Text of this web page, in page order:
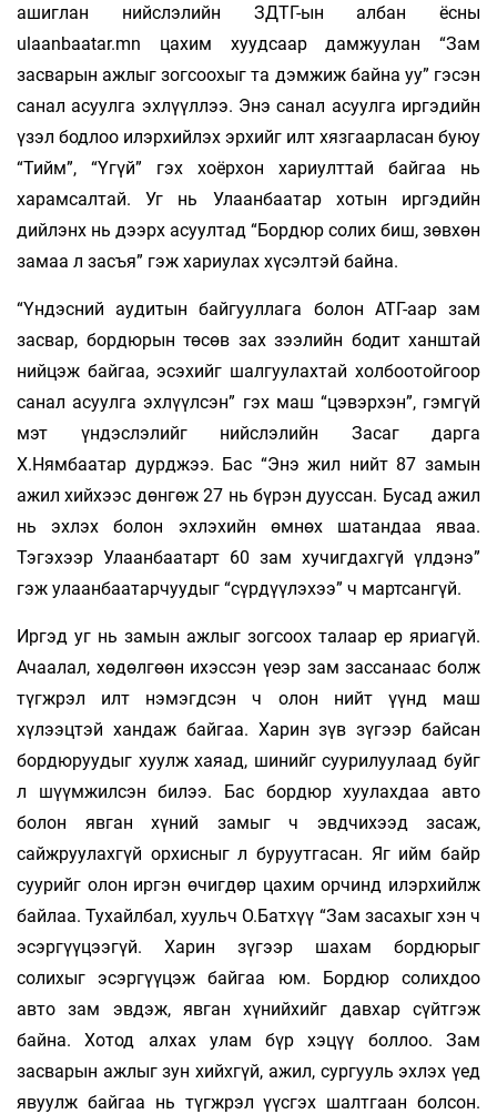
ашиглан нийслэлийн ЗДТГ-ын албан ёсны
ulaanbaatar.mn цахим хуудсаар дамжуулан “Зам
засварын ажлыг зогсоохыг та дэмжиж байна уу” гэсэн
санал асуулга эхлүүллээ. Энэ санал асуулга иргэдийн
үзэл бодлоо илэрхийлэх эрхийг илт хязгаарласан буюу
“Тийм”, “Үгүй” гэх хоёрхон хариулттай байгаа нь
харамсалтай. Уг нь Улаанбаатар хотын иргэдийн
дийлэнх нь дээрх асуултад “Бордюр солих биш, зөвхөн
замаа л засъя” гэж хариулах хүсэлтэй байна.
“Үндэсний аудитын байгууллага болон АТГ-аар зам
засвар, бордюрын төсөв зах зээлийн бодит ханштай
нийцэж байгаа, эсэхийг шалгуулахтай холбоотойгоор
санал асуулга эхлүүлсэн” гэх маш “цэвэрхэн”, гэмгүй
мэт үндэслэлийг нийслэлийн Засаг дарга
Х.Нямбаатар дурджээ. Бас “Энэ жил нийт 87 замын
ажил хийхээс дөнгөж 27 нь бүрэн дууссан. Бусад ажил
нь эхлэх болон эхлэхийн өмнөх шатандаа яваа.
Тэгэхээр Улаанбаатарт 60 зам хучигдахгүй үлдэнэ”
гэж улаанбаатарчуудыг “сүрдүүлэхээ” ч мартсангүй.
Иргэд уг нь замын ажлыг зогсоох талаар ер яриагүй.
Ачаалал, хөдөлгөөн ихэссэн үеэр зам зассанаас болж
түгжрэл илт нэмэгдсэн ч олон нийт үүнд маш
хүлээцтэй хандаж байгаа. Харин зүв зүгээр байсан
бордюруудыг хуулж хаяад, шинийг суурилуулаад буйг
л шүүмжилсэн билээ. Бас бордюр хуулахдаа авто
болон явган хүний замыг ч эвдчихээд засаж,
сайжруулахгүй орхисныг л буруутгасан. Яг ийм байр
суурийг олон иргэн өчигдөр цахим орчинд илэрхийлж
байлаа. Тухайлбал, хуульч О.Батхүү “Зам засахыг хэн ч
эсэргүүцээгүй. Харин зүгээр шахам бордюрыг
солихыг эсэргүүцэж байгаа юм. Бордюр солихдоо
авто зам эвдэж, явган хүнийхийг давхар сүйтгэж
байна. Хотод алхах улам бүр хэцүү боллоо. Зам
засварын ажлыг зун хийхгүй, ажил, сургууль эхлэх үед
явуулж байгаа нь түгжрэл үүсгэх шалтгаан болсон.